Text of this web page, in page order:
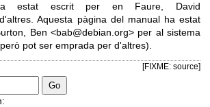
ha estat escrit per en Faure, David
Aquesta pàgina del manual ha estat
Ben <bab@debian.org> per al sistema
pot ser emprada per d'altres).
[FIXME: source]